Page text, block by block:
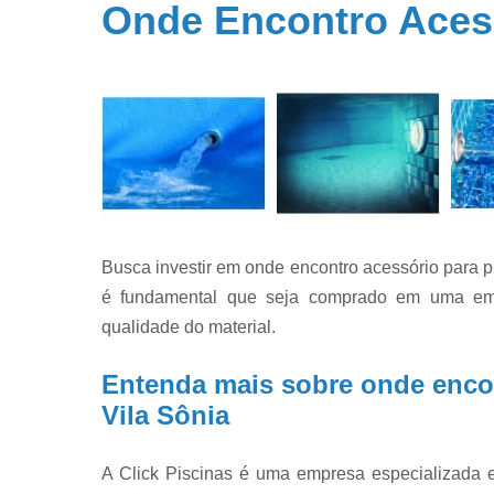
Filtros para
piscinas
Iluminação
piscina
Limpeza
piscinas
de piscinas
para piscinas
Onde Encontro
Busca investir em onde encontro acessório para
é fundamental que seja comprado em uma
qualidade do material.
Entenda mais sobre onde
Vila Sônia
A Click Piscinas é uma empresa